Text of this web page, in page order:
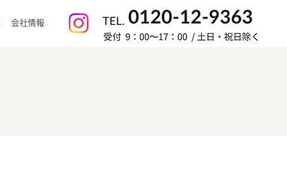
会社情報